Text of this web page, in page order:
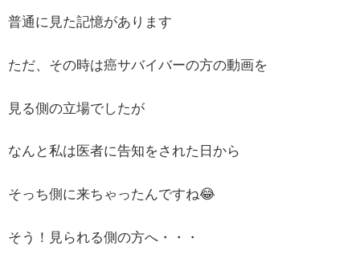
普通に見た記憶があります
ただ、その時は癌サバイバーの方の動画を
見る側の立場でしたが
なんと私は医者に告知をされた日から
そっち側に来ちゃったんですね😂
そう！見られる側の方へ・・・